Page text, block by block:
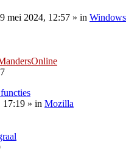
mei 2024, 12:57 » in Windows
17:19 » in Mozilla